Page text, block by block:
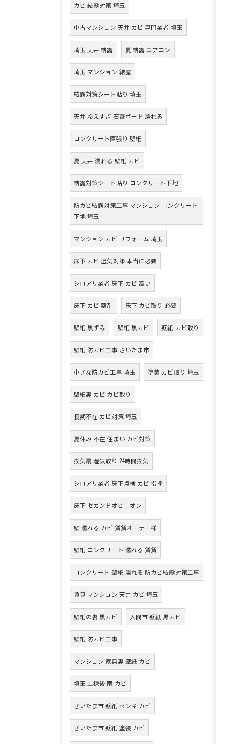
カビ 結露対策 埼玉
中古マンション 天井 カビ 専門業者 埼玉
埼玉 天井 結露 夏 結露 エアコン
埼玉 マンション 結露
結露対策シート貼り 埼玉
天井 冷えすぎ 石膏ボード 濡れる
コンクリート直張り 壁紙
夏 天井 濡れる 壁紙 カビ
結露対策シート貼り コンクリート下地
防カビ結露対策工事 マンション コンクリート
下地 埼玉
マンション カビ リフォーム 埼玉
床下 カビ 湿気対策 本当に必要
シロアリ業者 床下 カビ 高い
床下 カビ 薬剤 床下 カビ取り 必要
壁紙 黒ずみ 壁紙 黒カビ 壁紙 カビ取り
壁紙 防カビ工事 さいたま市
小さな防カビ工事 埼玉 塗装 カビ取り 埼玉
壁紙裏 カビ カビ取り
長期不在 カビ対策 埼玉
夏休み 不在 住まい カビ対策
換気扇 湿気取り 24時間換気
シロアリ業者 床下点検 カビ 指摘
床下 セカンドオピニオン
壁 濡れる カビ 賃貸オーナー様
壁紙 コンクリート 濡れる 賃貸
コンクリート 壁紙 濡れる 防カビ結露対策工事
賃貸 マンション 天井 カビ 埼玉
壁紙の裏 黒カビ 入間市 壁紙 黒カビ
壁紙 防カビ工事
マンション 家具裏 壁紙 カビ
埼玉 上棟後 雨 カビ
さいたま市 壁紙 ペンキ カビ
さいたま市 壁紙 塗装 カビ